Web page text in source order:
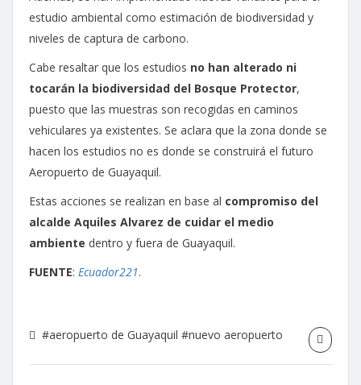
estudio ambiental como estimación de biodiversidad y
niveles de captura de carbono.
Cabe resaltar que los estudios no han alterado ni
tocarán la biodiversidad del Bosque Protector,
puesto que las muestras son recogidas en caminos
vehiculares ya existentes. Se aclara que la zona donde se
hacen los estudios no es donde se construirá el futuro
Aeropuerto de Guayaquil.
Estas acciones se realizan en base al compromiso del
alcalde Aquiles Alvarez de cuidar el medio
ambiente dentro y fuera de Guayaquil.
FUENTE: Ecuador221.
#aeropuerto de Guayaquil #nuevo aeropuerto